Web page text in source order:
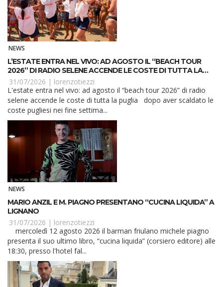
NEWS
L’ESTATE ENTRA NEL VIVO: AD AGOSTO IL “BEACH TOUR
2026” DI RADIO SELENE ACCENDE LE COSTE DI TUTTA LA
PUGLIA
31/07/2026 | lorenzotiezzi
L'estate entra nel vivo: ad agosto il “beach tour 2026” di radio
selene accende le coste di tutta la puglia dopo aver scaldato le
coste pugliesi nei fine settima...
NEWS
MARIO ANZIL E M. PIAGNO PRESENTANO “CUCINA LIQUIDA” A
LIGNANO
31/07/2026 | lorenzotiezzi
presenta il suo ultimo libro, “cucina liquida” (corsiero editore) alle
18:30, presso l'hotel fal...